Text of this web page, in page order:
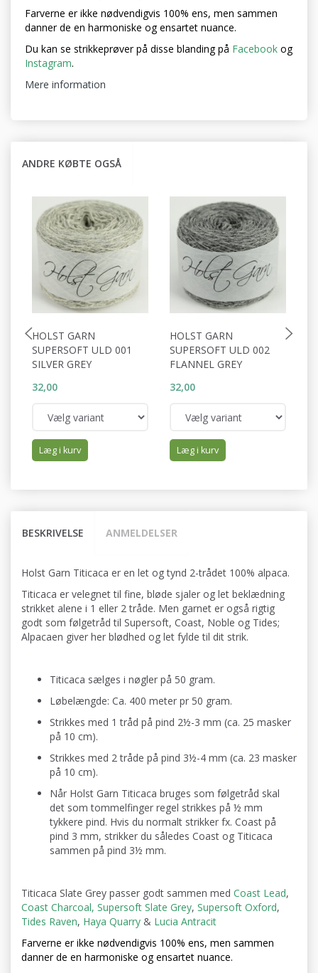
Farverne er ikke nødvendigvis 100% ens, men sammen
danner de en harmoniske og ensartet nuance.
Du kan se strikkeprøver på disse blanding på Facebook og
Instagram.
Mere information
ANDRE KØBTE OGSÅ
HOLST GARN
SUPERSOFT ULD 001
SILVER GREY
32,00
Læg i kurv
HOLST GARN
SUPERSOFT ULD 002
FLANNEL GREY
32,00
Læg i kurv
BESKRIVELSE ANMELDELSER
Holst Garn Titicaca er en let og tynd 2-trådet 100% alpaca.
Titicaca er velegnet til fine, bløde sjaler og let beklædning
strikket alene i 1 eller 2 tråde. Men garnet er også rigtig
godt som følgetråd til Supersoft, Coast, Noble og Tides;
Alpacaen giver her blødhed og let fylde til dit strik.
Titicaca sælges i nøgler på 50 gram.
Løbelængde: Ca. 400 meter pr 50 gram.
Strikkes med 1 tråd på pind 2½-3 mm (ca. 25 masker
på 10 cm).
Strikkes med 2 tråde på pind 3½-4 mm (ca. 23 masker
på 10 cm).
Når Holst Garn Titicaca bruges som følgetråd skal
det som tommelfinger regel strikkes på ½ mm
tykkere pind. Hvis du normalt strikker fx. Coast på
pind 3 mm, strikker du således Coast og Titicaca
sammen på pind 3½ mm.
Titicaca Slate Grey passer godt sammen med Coast Lead,
Coast Charcoal, Supersoft Slate Grey, Supersoft Oxford,
Tides Raven, Haya Quarry & Lucia Antracit
Farverne er ikke nødvendigvis 100% ens, men sammen
danner de en harmoniske og ensartet nuance.